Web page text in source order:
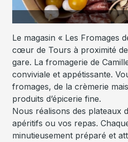
Le magasin « Les Fromages
cœur de Tours à proximité de
gare. La fromagerie de
conviviale et appétissante.
fromages, de la crèmerie
produits d’épicerie fine.
Nous réalisons des plateaux
apéritifs ou vos repas.
minutieusement préparé et